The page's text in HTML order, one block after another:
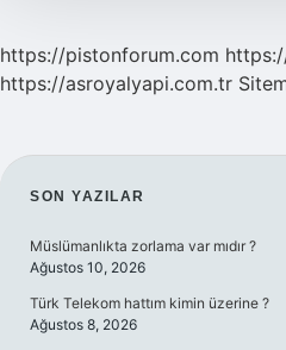
https://pistonforum.com
https://asroyalyapi.com.tr
SIDEBAR
SON YAZILAR
Müslümanlıkta zorlama var mıdır ?
Ağustos 10, 2026
Türk Telekom hattım kimin üzerine ?
Ağustos 8, 2026